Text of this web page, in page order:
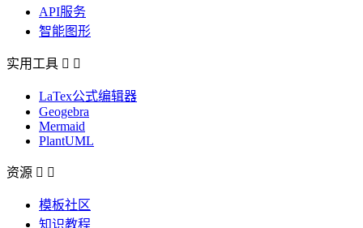
API服务
智能图形
实用工具  
LaTex公式编辑器
Geogebra
Mermaid
PlantUML
资源  
模板社区
知识教程